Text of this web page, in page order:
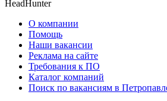
HeadHunter
О компании
Помощь
Наши вакансии
Реклама на сайте
Требования к ПО
Каталог компаний
Поиск по вакансиям в